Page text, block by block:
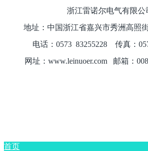
浙江雷诺尔电气有限公
地址：中国浙江省嘉兴市秀洲高照
电话：0573 83255228
传真：
网址：www.leinuoer.com 邮箱：
首页